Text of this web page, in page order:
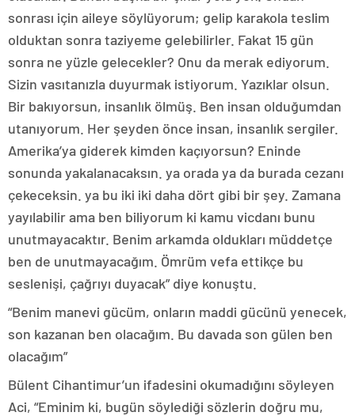
sonrası için aileye söylüyorum; gelip karakola teslim
olduktan sonra taziyeme gelebilirler. Fakat 15 gün
sonra ne yüzle gelecekler? Onu da merak ediyorum.
Sizin vasıtanızla duyurmak istiyorum. Yazıklar olsun.
Bir bakıyorsun, insanlık ölmüş. Ben insan olduğumdan
utanıyorum. Her şeyden önce insan, insanlık sergiler.
Amerika’ya giderek kimden kaçıyorsun? Eninde
sonunda yakalanacaksın. ya orada ya da burada cezanı
çekeceksin. ya bu iki iki daha dört gibi bir şey. Zamana
yayılabilir ama ben biliyorum ki kamu vicdanı bunu
unutmayacaktır. Benim arkamda oldukları müddetçe
ben de unutmayacağım. Ömrüm vefa ettikçe bu
seslenişi, çağrıyı duyacak” diye konuştu.
“Benim manevi gücüm, onların maddi gücünü yenecek,
son kazanan ben olacağım. Bu davada son gülen ben
olacağım”
Bülent Cihantimur’un ifadesini okumadığını söyleyen
Aci, “Eminim ki, bugün söylediği sözlerin doğru mu,